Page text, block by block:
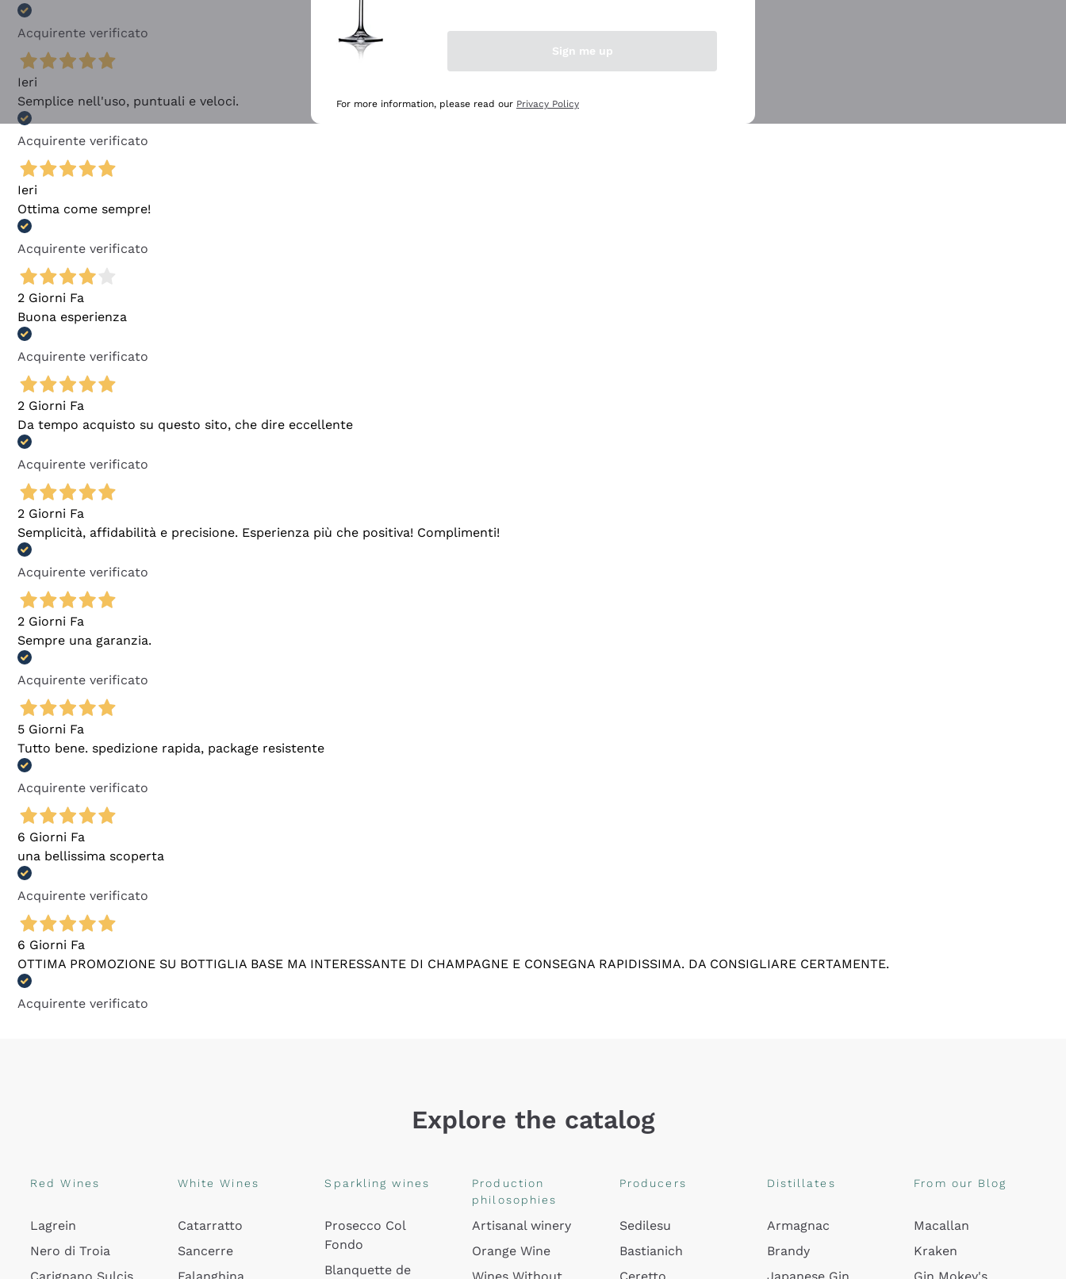
Acquirente verificato
Ieri
Semplice nell'uso, puntuali e veloci.
Acquirente verificato
Ieri
Ottima come sempre!
Acquirente verificato
2 Giorni Fa
Buona esperienza
Acquirente verificato
2 Giorni Fa
Da tempo acquisto su questo sito, che dire eccellente
Acquirente verificato
2 Giorni Fa
Semplicità, affidabilità e precisione. Esperienza più che positiva! Complimenti!
Acquirente verificato
2 Giorni Fa
Sempre una garanzia.
Acquirente verificato
5 Giorni Fa
Tutto bene. spedizione rapida, package resistente
Acquirente verificato
6 Giorni Fa
una bellissima scoperta
Acquirente verificato
6 Giorni Fa
OTTIMA PROMOZIONE SU BOTTIGLIA BASE MA INTERESSANTE DI CHAMPAGNE E CONSEGNA RAPIDISSIMA. DA CONSIGLIARE CERTAMENTE.
Acquirente verificato
Explore the catalog
Red Wines
Lagrein
Nero di Troia
White Wines
Catarratto
Sancerre
Sparkling wines
Prosecco Col
Fondo
Blanquette de
Production
philosophies
Artisanal winery
Orange Wine
Producers
Sedilesu
Bastianich
Distillates
Armagnac
Brandy
From our Blog
Macallan
Kraken
Sign me up
For more information, please read our Privacy Policy